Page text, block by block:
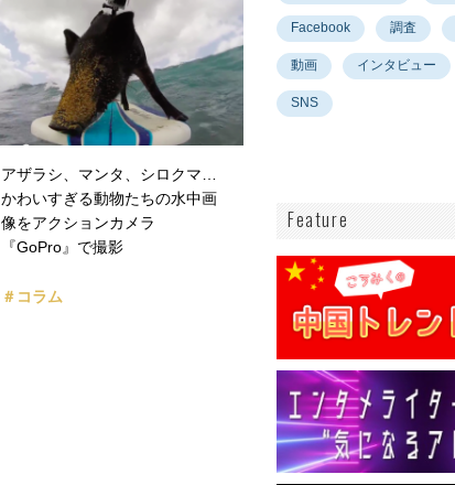
アザラシ、マンタ、シロクマ…
かわいすぎる動物たちの水中画
像をアクションカメラ
『GoPro』で撮影
＃コラム
Facebook 調査
動画 インタビュー
SNS
Feature